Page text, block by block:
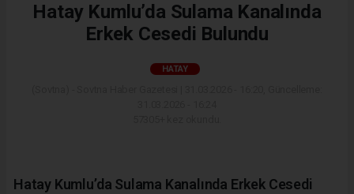
Hatay Kumlu’da Sulama Kanalında
Erkek Cesedi Bulundu
HATAY
Hatay Kumlu’da Sulama Kanalında Erkek Cesedi